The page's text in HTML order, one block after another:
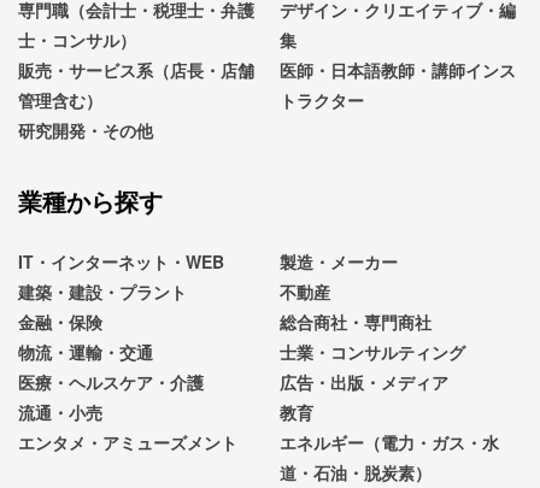
専門職（会計士・税理士・弁護
士・コンサル）
デザイン・クリエイティブ・編
集
販売・サービス系（店長・店舗
管理含む）
医師・日本語教師・講師インス
トラクター
研究開発・その他
業種から探す
IT・インターネット・WEB
製造・メーカー
建築・建設・プラント
不動産
金融・保険
総合商社・専門商社
物流・運輸・交通
士業・コンサルティング
医療・ヘルスケア・介護
広告・出版・メディア
流通・小売
教育
エンタメ・アミューズメント
エネルギー（電力・ガス・水
道・石油・脱炭素）